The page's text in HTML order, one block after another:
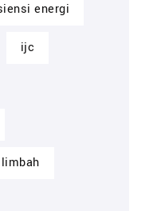
energi
ijc